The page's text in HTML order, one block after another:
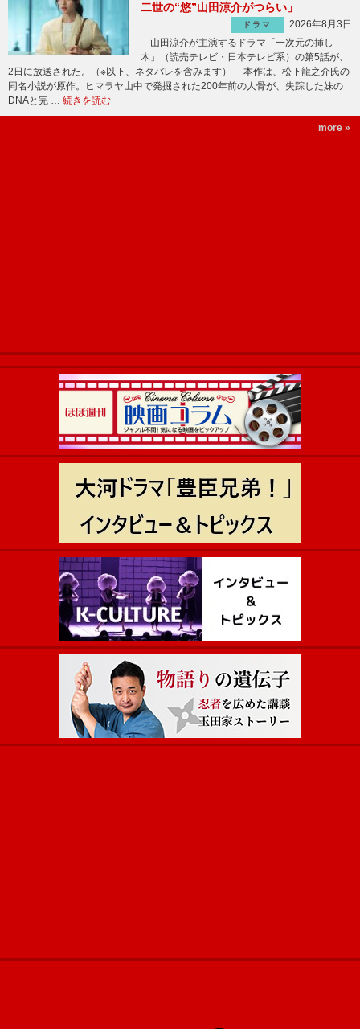
二世の“悠”山田涼介がつらい」
ドラマ
2026年8月3日
山田涼介が主演するドラマ「一次元の挿し
木」（読売テレビ・日本テレビ系）の第5話が、
2日に放送された。（※以下、ネタバレを含みます） 本作は、松下龍之介氏の
同名小説が原作。ヒマラヤ山中で発掘された200年前の人骨が、失踪した妹の
DNAと完 … 続きを読む
more »